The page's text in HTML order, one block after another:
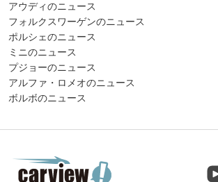
アウディのニュース
フォルクスワーゲンのニュース
ポルシェのニュース
ミニのニュース
プジョーのニュース
アルファ・ロメオのニュース
ボルボのニュース